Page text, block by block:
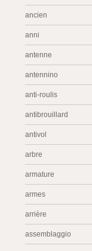
ancien
anni
antenne
antennino
anti-roulis
antibrouillard
antivol
arbre
armature
armes
arrière
assemblaggio